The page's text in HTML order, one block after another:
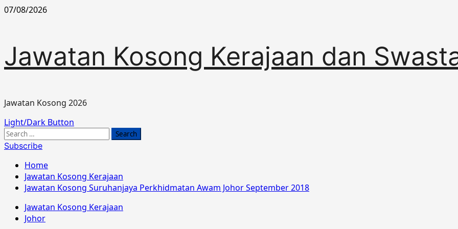
Skip
07/08/2026
Jawatan Kosong Kerajaan dan
Jawatan Kosong 2026
Primary
Menu
Light/Dark Button
Search
for:
Subscribe
Home
Jawatan Kosong Kerajaan
Jawatan Kosong Suruhanjaya Perkhidmatan Awam Johor September 2018
Jawatan Kosong Kerajaan
Johor